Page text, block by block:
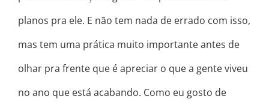
planos pra ele. E não tem nada de errado com isso,
mas tem uma prática muito importante antes de
olhar pra frente que é apreciar o que a gente viveu
no ano que está acabando. Como eu gosto de